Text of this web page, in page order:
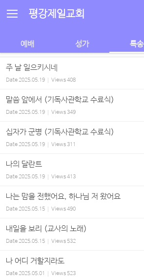
평강제일교회
예배 성가 특송
주 날 일으키시네
Date2025.05.19 Views408
말씀 앞에서 (기독사관학교 수료식)
Date2025.05.19 Views349
십자가 군병 (기독사관학교 수료식)
Date2025.05.19 Views311
나의 달란트
Date2025.05.19 Views413
나는 맘을 전했어요, 하나님 저 왔어요
Date2025.05.15 Views490
내일을 보리 (교사의 노래)
Date2025.05.15 Views 532
나 어디 거할지라도
Date2025.05.01 Views 523